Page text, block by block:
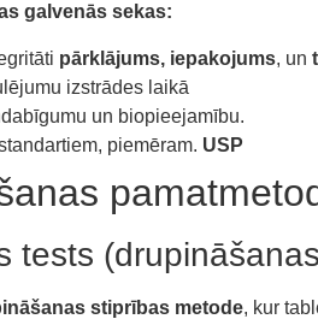
galvenās sekas:
pārklājums, iepakojums, un
izstrādes laikā
un biopieejamību.
piemēram. USP
tests
stiprības metode, kur